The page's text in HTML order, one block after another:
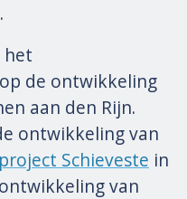
het
de ontwikkeling
aan den Rijn.
ontwikkeling van
project Schieveste in
van